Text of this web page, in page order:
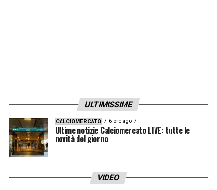
ULTIMISSIME
CALCIOMERCATO 6 ore ago
Ultime notizie Calciomercato LIVE: tutte le
novità del giorno
VIDEO